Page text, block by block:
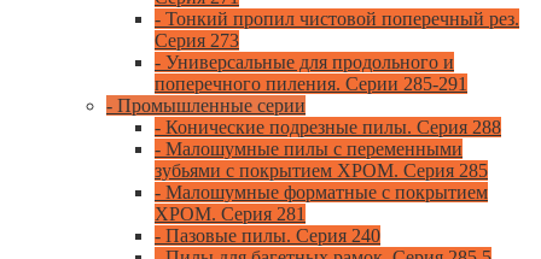
- Тонкий пропил чистовой поперечный рез.
Серия 273
- Универсальные для продольного и
поперечного пиления. Серии 285-291
- Промышленные серии
- Конические подрезные пилы. Серия 288
- Малошумные пилы с переменными
зубьями с покрытием ХРОМ. Серия 285
- Малошумные форматные с покрытием
ХРОМ. Серия 281
- Пазовые пилы. Серия 240